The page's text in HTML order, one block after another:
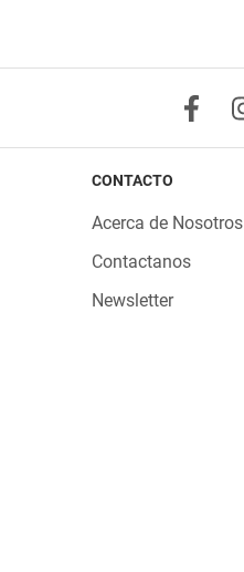
CONTACTO
Acerca de Nosotros
Contactanos
Newsletter